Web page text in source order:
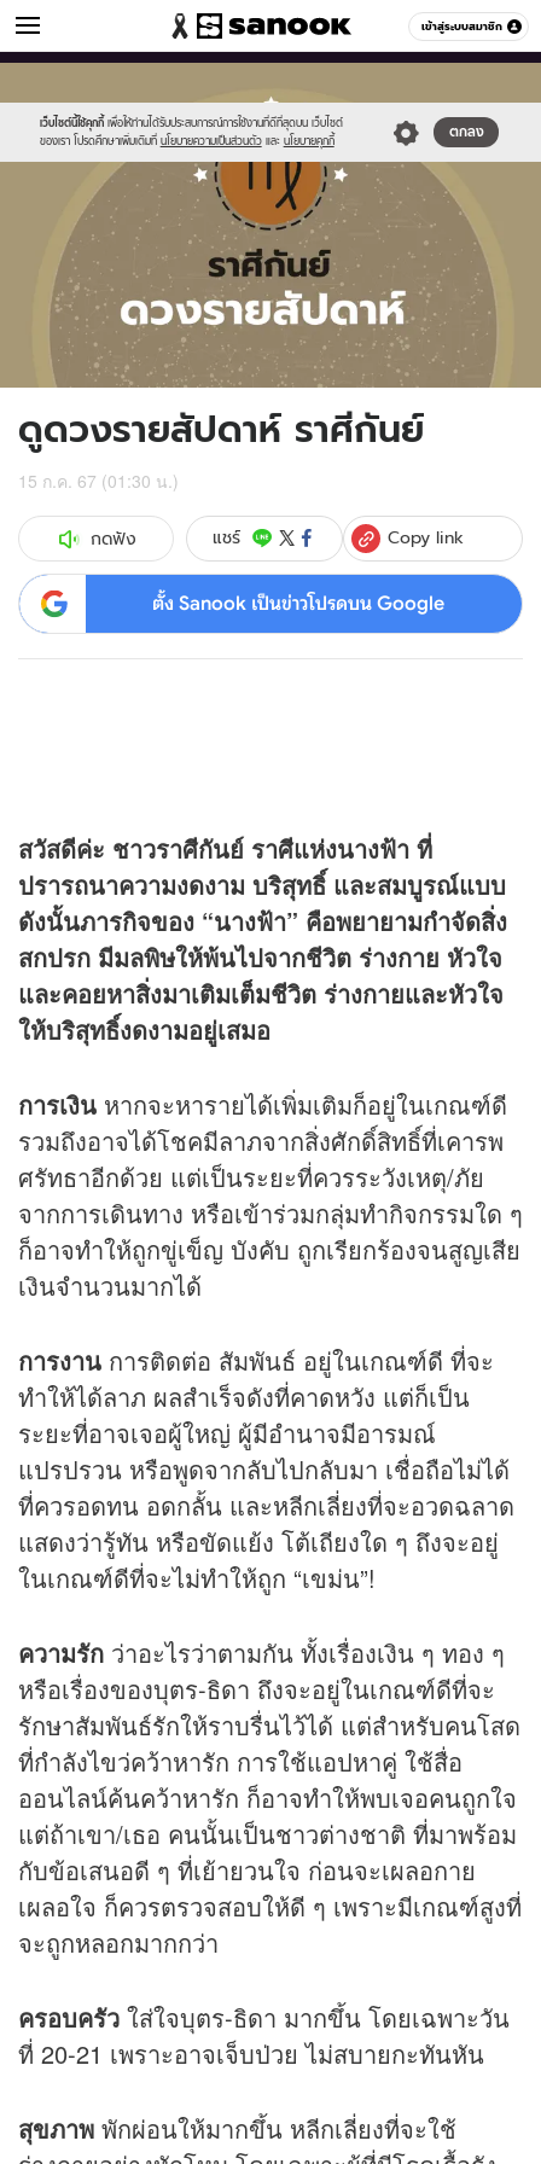
เข้าสู่ระบบสมาชิก
ดูดวง หมวดอื่นๆ
เว็บไซต์นี้ใช้คุกกี้ เพื่อให้ท่านได้รับประสบการณ์การใช้งานที่ดีที่สุดบน เว็บไซต์
ของเรา โปรดศึกษาเพิ่มเติมที่ นโยบายความเป็นส่วนตัว และ นโยบายคุกกี้
ตกลง
new-
sanook.png
horoscope-
virgo_zodiac.jpg
ดูดวงรายสัปดาห์ ราศีกันย์
15 ก.ค. 67 (01:30 น.)
กดฟัง แชร์ Copy link
ตั้ง Sanook เป็นข่าวโปรดบน Google
สวัสดีค่ะ ชาวราศีกันย์ ราศีแห่งนางฟ้า ที่
ปรารถนาความงดงาม บริสุทธิ์ และสมบูรณ์แบบ
ดังนั้นภารกิจของ “นางฟ้า” คือพยายามกำจัดสิ่ง
สกปรก มีมลพิษให้พ้นไปจากชีวิต ร่างกาย หัวใจ
และคอยหาสิ่งมาเติมเต็มชีวิต ร่างกายและหัวใจ
ให้บริสุทธิ์งดงามอยู่เสมอ
การเงิน หากจะหารายได้เพิ่มเติมก็อยู่ในเกณฑ์ดี
รวมถึงอาจได้โชคมีลาภจากสิ่งศักดิ์สิทธิ์ที่เคารพ
ศรัทธาอีกด้วย แต่เป็นระยะที่ควรระวังเหตุ/ภัย
จากการเดินทาง หรือเข้าร่วมกลุ่มทำกิจกรรมใด ๆ
ก็อาจทำให้ถูกขู่เข็ญ บังคับ ถูกเรียกร้องจนสูญเสีย
เงินจำนวนมากได้
การงาน การติดต่อ สัมพันธ์ อยู่ในเกณฑ์ดี ที่จะ
ทำให้ได้ลาภ ผลสำเร็จดังที่คาดหวัง แต่ก็เป็น
ระยะที่อาจเจอผู้ใหญ่ ผู้มีอำนาจมีอารมณ์
แปรปรวน หรือพูดจากลับไปกลับมา เชื่อถือไม่ได้
ที่ควรอดทน อดกลั้น และหลีกเลี่ยงที่จะอวดฉลาด
แสดงว่ารู้ทัน หรือขัดแย้ง โต้เถียงใด ๆ ถึงจะอยู่
ในเกณฑ์ดีที่จะไม่ทำให้ถูก “เขม่น”!
ความรัก ว่าอะไรว่าตามกัน ทั้งเรื่องเงิน ๆ ทอง ๆ
หรือเรื่องของบุตร-ธิดา ถึงจะอยู่ในเกณฑ์ดีที่จะ
รักษาสัมพันธ์รักให้ราบรื่นไว้ได้ แต่สำหรับคนโสด
ที่กำลังไขว่คว้าหารัก การใช้แอปหาคู่ ใช้สื่อ
ออนไลน์ค้นคว้าหารัก ก็อาจทำให้พบเจอคนถูกใจ
แต่ถ้าเขา/เธอ คนนั้นเป็นชาวต่างชาติ ที่มาพร้อม
กับข้อเสนอดี ๆ ที่เย้ายวนใจ ก่อนจะเผลอกาย
เผลอใจ ก็ควรตรวจสอบให้ดี ๆ เพราะมีเกณฑ์สูงที่
จะถูกหลอกมากกว่า
ครอบครัว ใส่ใจบุตร-ธิดา มากขึ้น โดยเฉพาะวัน
ที่ 20-21 เพราะอาจเจ็บป่วย ไม่สบายกะทันหัน
สุขภาพ พักผ่อนให้มากขึ้น หลีกเลี่ยงที่จะใช้